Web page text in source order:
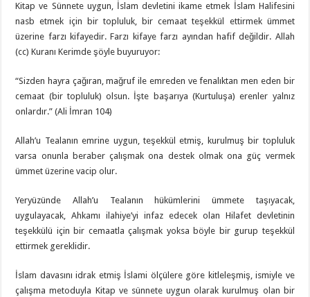
Kitap ve Sünnete uygun, İslam devletini ikame etmek İslam Halifesini
nasb etmek için bir topluluk, bir cemaat teşekkül ettirmek ümmet
üzerine farzı kifayedir. Farzı kifaye farzı ayından hafif değildir. Allah
(cc) Kuranı Kerimde şöyle buyuruyor:
“Sizden hayra çağıran, mağruf ile emreden ve fenalıktan men eden bir
cemaat (bir topluluk) olsun. İşte başarıya (Kurtuluşa) erenler yalnız
onlardır.” (Ali İmran 104)
Allah’u Tealanın emrine uygun, teşekkül etmiş, kurulmuş bir topluluk
varsa onunla beraber çalışmak ona destek olmak ona güç vermek
ümmet üzerine vacip olur.
Yeryüzünde Allah’u Tealanın hükümlerini ümmete taşıyacak,
uygulayacak, Ahkamı ilahiye’yi infaz edecek olan Hilafet devletinin
teşekkülü için bir cemaatla çalışmak yoksa böyle bir gurup teşekkül
ettirmek gereklidir.
İslam davasını idrak etmiş İslami ölçülere göre kitleleşmiş, ismiyle ve
çalışma metoduyla Kitap ve sünnete uygun olarak kurulmuş olan bir